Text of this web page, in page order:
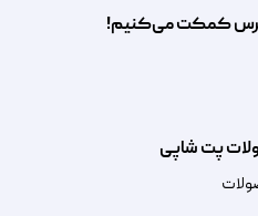
پت شاپی
بپرس کمکت می‌کنیم!